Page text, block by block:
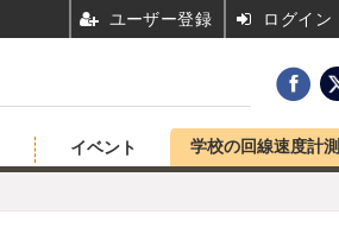
イベント 学校の回線速度計測
ユーザー登録 ログイン